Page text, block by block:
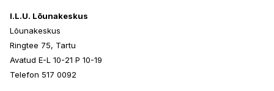
I.L.U. Lõunakeskus
Lõunakeskus
Ringtee 75, Tartu
Avatud E-L 10-21 P 10-19
Telefon 517 0092